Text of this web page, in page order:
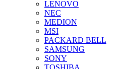
LENOVO
NEC
MEDION
MSI
PACKARD BELL
SAMSUNG
SONY
TOSHIBA